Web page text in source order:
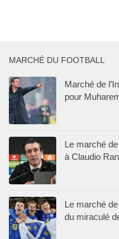
MARCHÉ DU FOOTBALL
Marché de
pour
Le marché
à Claudio
Le marché
du miraculé